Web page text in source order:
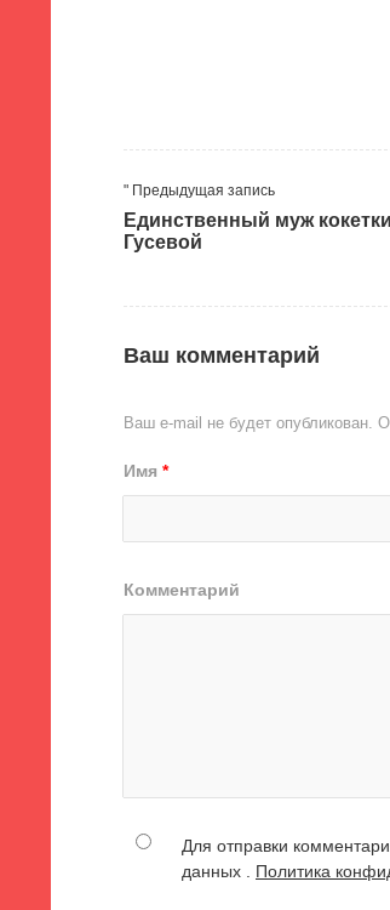
" Предыдущая запись
Единственный муж
Гусевой
Ваш комментарий
Ваш e-mail не будет опубликован.
Имя *
Комментарий
Для отправки
данных . Политика